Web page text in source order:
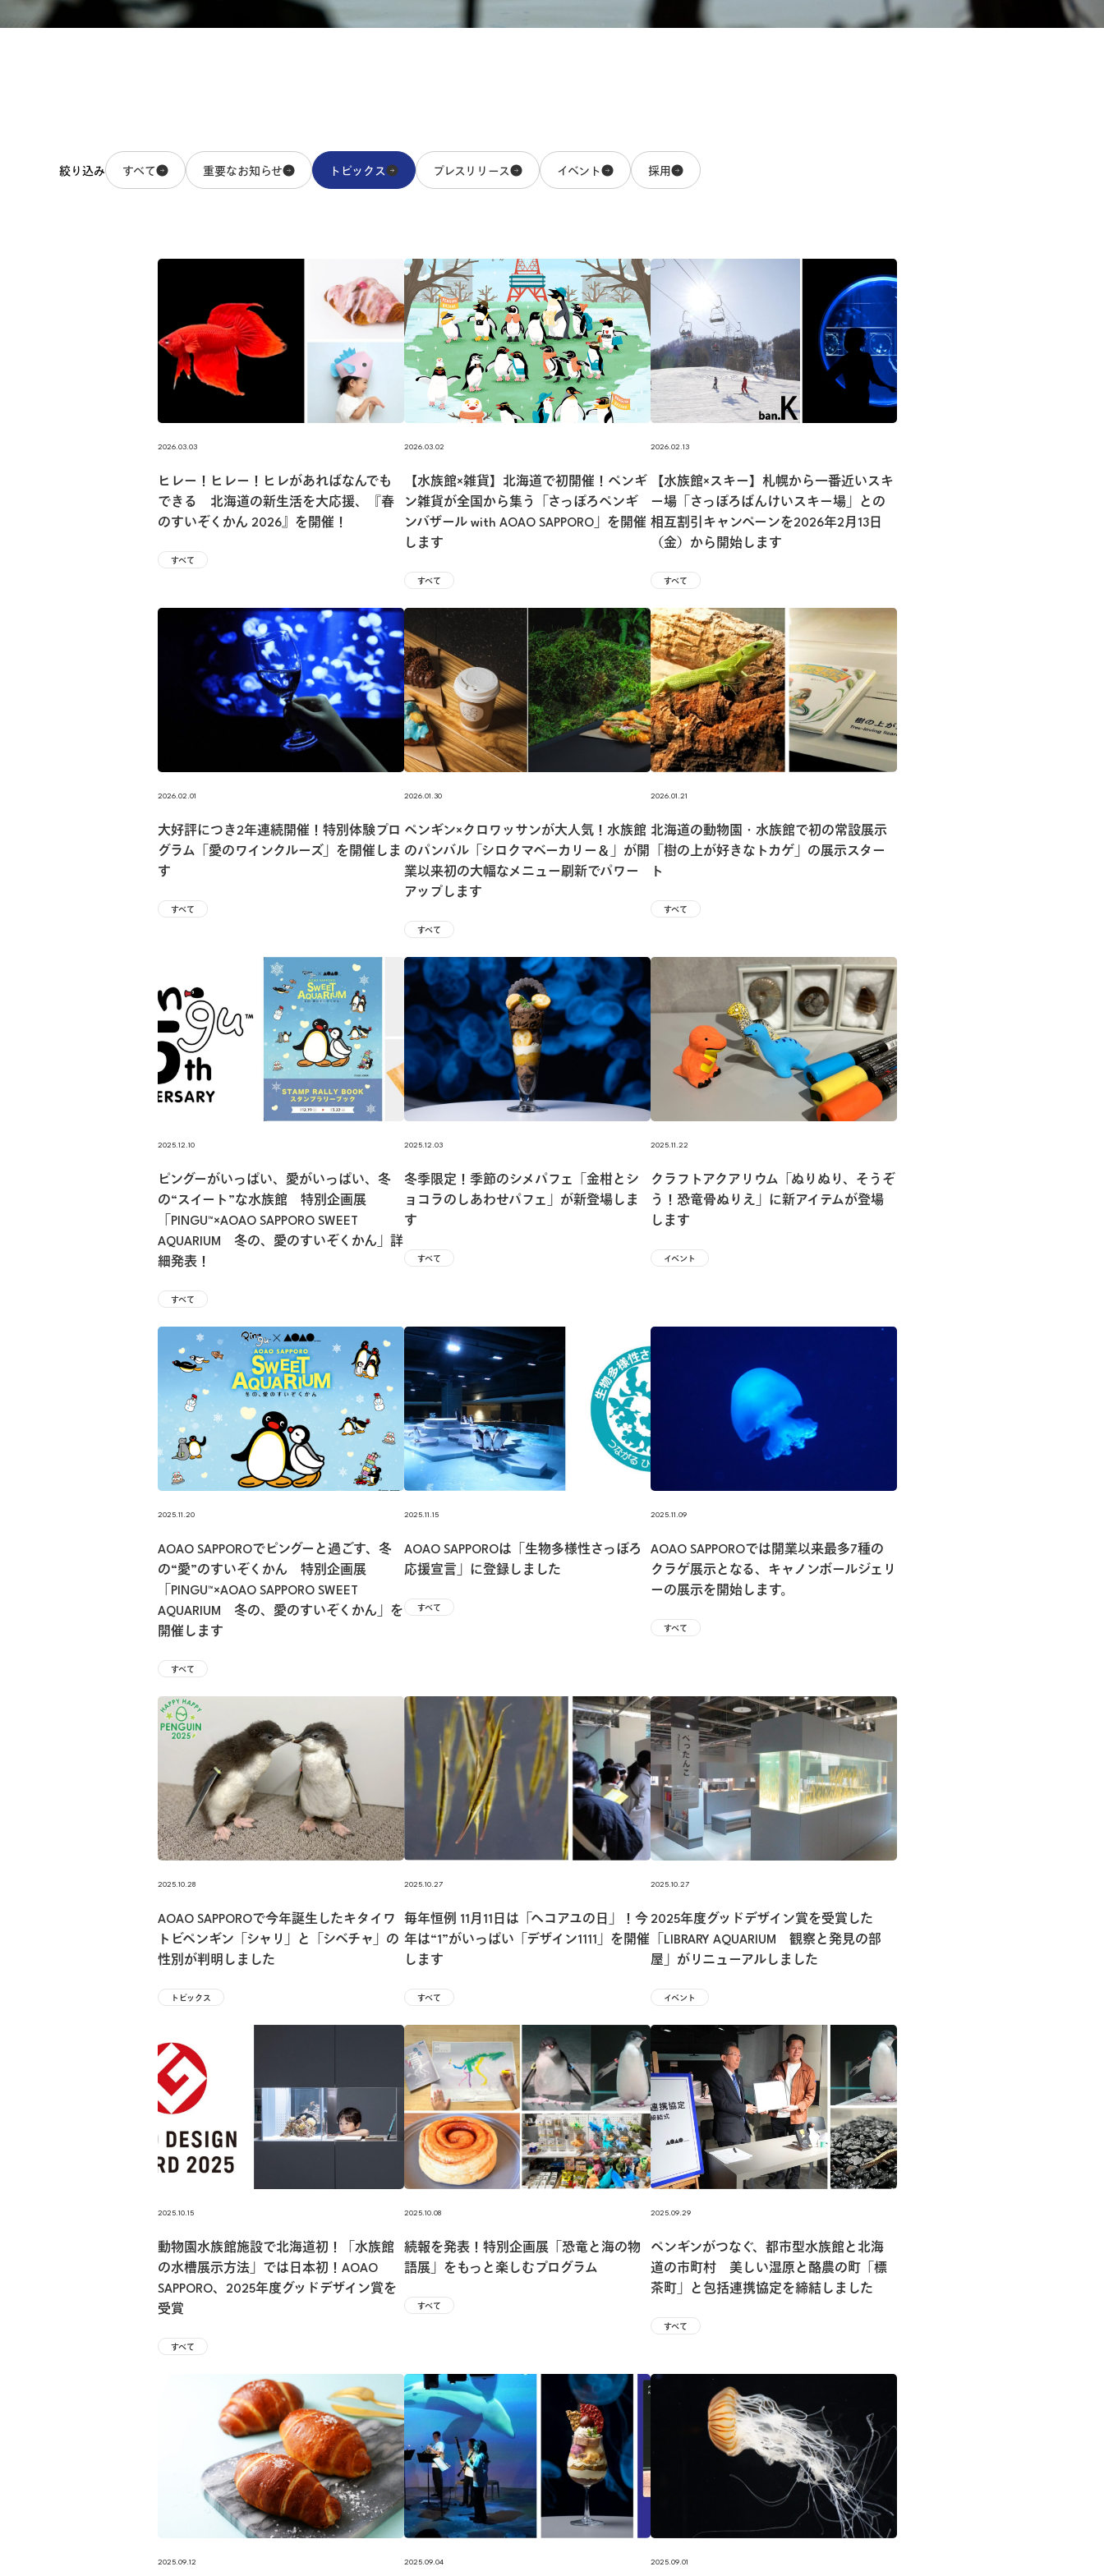
絞り込み すべて 重要なお知らせ トピックス プレスリリース イベント 採用
2026.03.03
ヒレー！ヒレー！ヒレがあればなんでも
できる 北海道の新⽣活を⼤応援、『春
のすいぞくかん 2026』を開催！
すべて
2026.03.02
【水族館×雑貨】北海道で初開催！ペンギ
ン雑貨が全国から集う「さっぽろペンギ
ンバザール with AOAO SAPPORO」を開催
します
すべて
2026.02.13
【水族館×スキー】札幌から一番近いスキ
ー場「さっぽろばんけいスキー場」との
相互割引キャンペーンを2026年2月13日
（金）から開始します
すべて
2026.02.01
大好評につき2年連続開催！特別体験プロ
グラム「愛のワインクルーズ」を開催しま
す
すべて
2026.01.30
ペンギン×クロワッサンが大人気！水族館
のパンバル「シロクマベーカリー＆」が開
業以来初の大幅なメニュー刷新でパワー
アップします
すべて
2026.01.21
北海道の動物園・水族館で初の常設展示
「樹の上が好きなトカゲ」の展示スター
ト
すべて
2025.12.10
ピングーがいっぱい、愛がいっぱい、冬
の“スイート”な水族館 特別企画展
「PINGU™×AOAO SAPPORO SWEET
AQUARIUM 冬の、愛のすいぞくかん」詳
細発表！
すべて
2025.12.03
冬季限定！季節のシメパフェ「金柑とシ
ョコラのしあわせパフェ」が新登場しま
す
すべて
2025.11.22
クラフトアクアリウム「ぬりぬり、そうぞ
う！恐竜骨ぬりえ」に新アイテムが登場
します
イベント
2025.11.20
AOAO SAPPOROでピングーと過ごす、冬
の“愛”のすいぞくかん 特別企画展
「PINGU™×AOAO SAPPORO SWEET
AQUARIUM 冬の、愛のすいぞくかん」を
開催します
すべて
2025.11.15
AOAO SAPPOROは「生物多様性さっぽろ
応援宣言」に登録しました
すべて
2025.11.09
AOAO SAPPOROでは開業以来最多7種の
クラゲ展示となる、キャノンボールジェリ
ーの展示を開始します。
すべて
2025.10.28
AOAO SAPPOROで今年誕生したキタイワ
トビペンギン「シャリ」と「シベチャ」の
性別が判明しました
トピックス
2025.10.27
毎年恒例 11月11日は「ヘコアユの日」！今
年は“1”がいっぱい「デザイン1111」を開催
します
すべて
2025.10.27
2025年度グッドデザイン賞を受賞した
「LIBRARY AQUARIUM 観察と発見の部
屋」がリニューアルしました
イベント
2025.10.15
動物園水族館施設で北海道初！「水族館
の水槽展示方法」では日本初！AOAO
SAPPORO、2025年度グッドデザイン賞を
受賞
すべて
2025.10.08
続報を発表！特別企画展「恐竜と海の物
語展」をもっと楽しむプログラム
すべて
2025.09.29
ペンギンがつなぐ、都市型⽔族館と北海
道の市町村 美しい湿原と酪農の町「標
茶町」と包括連携協定を締結しました
すべて
2025.09.12 2025.09.04 2025.09.01